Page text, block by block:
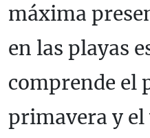
máxima
en las playas
comprende el
primavera y el